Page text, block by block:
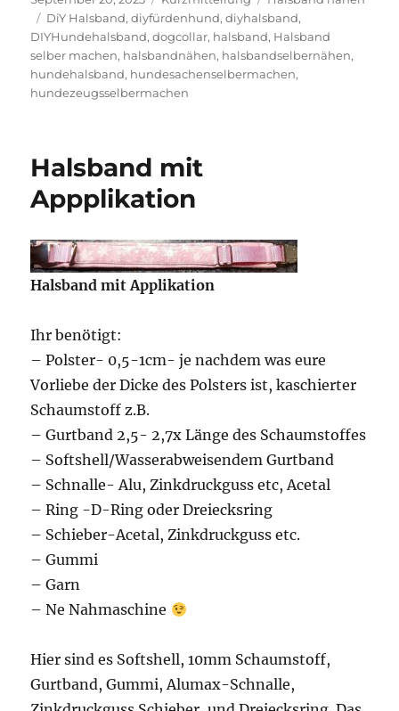
amSchlagwörter
DiY Halsband,diyfürdenhund,diyhalsband,
DIYHundehalsband,dogcollar, halsband, Halsband
selber machen, halsbandnähen, halsbandselbernähen,
hundehalsband, hundesachenselbermachen,
hundezeugsselbermachen
Halsband mit
Appplikation
Halsband mit Applikation
Ihr benötigt:
– Polster- 0,5-1cm- je nachdem was eure
Vorliebe der Dicke des Polsters ist, kaschierter
Schaumstoff z.B.
– Gurtband 2,5- 2,7x Länge des Schaumstoffes
– Softshell/Wasserabweisendem Gurtband
– Schnalle- Alu, Zinkdruckguss etc, Acetal
– Ring -D-Ring oder Dreiecksring
– Schieber-Acetal, Zinkdruckguss etc.
– Gummi
– Garn
– Ne Nahmaschine
Hier sind es Softshell, 10mm Schaumstoff,
Gurtband, Gummi, Alumax-Schnalle,